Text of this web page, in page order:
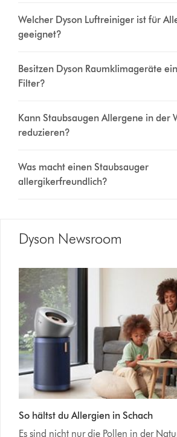
Welcher Dyson Luftreiniger ist für
geeignet?
Besitzen Dyson Raumklimageräte
Filter?
Kann Staubsaugen Allergene in der
reduzieren?
Was macht einen Staubsauger
allergikerfreundlich?
Dyson Newsroom
So hältst du Allergien in Schach
Es sind nicht nur die Pollen in der